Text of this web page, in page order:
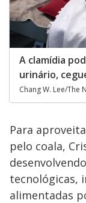
A clamídia
urinário,
Chang W. Lee/The
Para
pelo coala,
tecnológicas,
alimentadas